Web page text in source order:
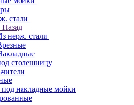
стали
Назад
нерж. стали
столешницу
накладные мойки